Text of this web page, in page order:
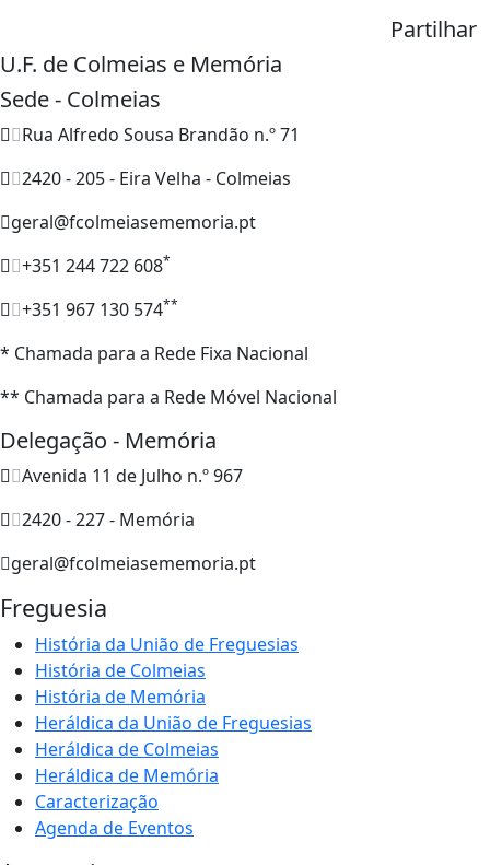
Partilhar
U.F. de Colmeias e Memória
Sede - Colmeias
Rua Alfredo Sousa Brandão n.º 71
2420 - 205 - Eira Velha - Colmeias
geral@fcolmeiasememoria.pt
+351 244 722 608*
+351 967 130 574**
* Chamada para a Rede Fixa Nacional
** Chamada para a Rede Móvel Nacional
Delegação - Memória
Avenida 11 de Julho n.º 967
2420 - 227 - Memória
geral@fcolmeiasememoria.pt
Freguesia
História da União de Freguesias
História de Colmeias
História de Memória
Heráldica da União de Freguesias
Heráldica de Colmeias
Heráldica de Memória
Caracterização
Agenda de Eventos